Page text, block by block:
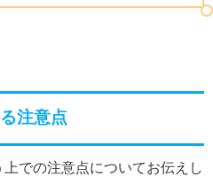
注意点
での注意点についてお伝えし